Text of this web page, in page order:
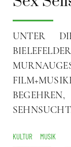
UNTER
KULTUR MUSIK